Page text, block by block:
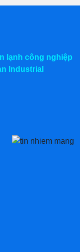
lạnh công nghiệp
Industrial